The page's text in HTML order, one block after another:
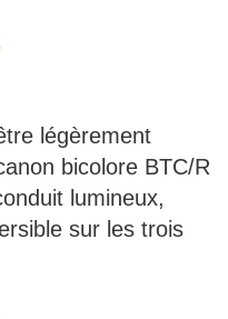
légèrement
bicolore BTC/R
lumineux,
sur les trois